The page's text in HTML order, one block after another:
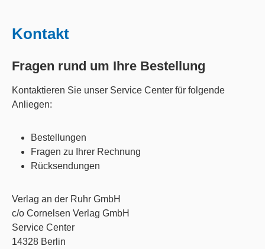
Kontakt
Fragen rund um Ihre Bestellung
Kontaktieren Sie unser Service Center für folgende
Anliegen:
Bestellungen
Fragen zu Ihrer Rechnung
Rücksendungen
Verlag an der Ruhr GmbH
c/o Cornelsen Verlag GmbH
Service Center
14328 Berlin